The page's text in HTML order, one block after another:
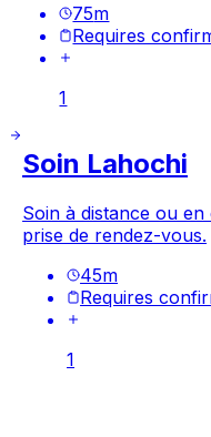
75m
Requires
1
Soin Lahochi
Soin à distance ou
prise de rendez-vous.
45m
Requires
1